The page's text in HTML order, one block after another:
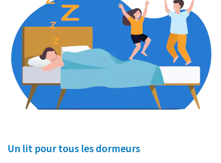
Un lit pour tous les dormeurs